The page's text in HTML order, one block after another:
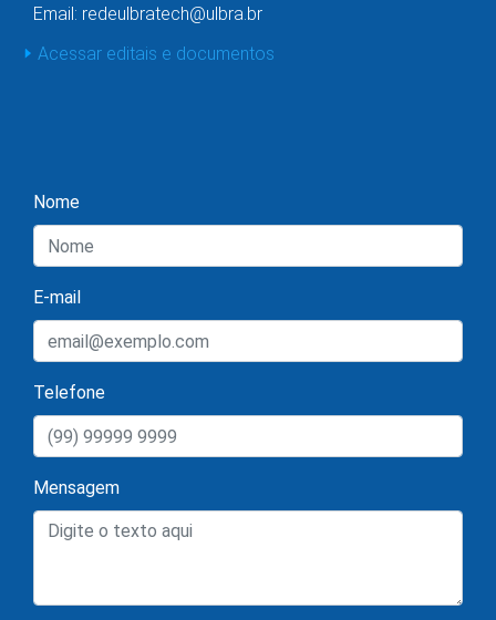
Email: redeulbratech@ulbra.br
Acessar editais e documentos
Nome
E-mail
Telefone
Mensagem